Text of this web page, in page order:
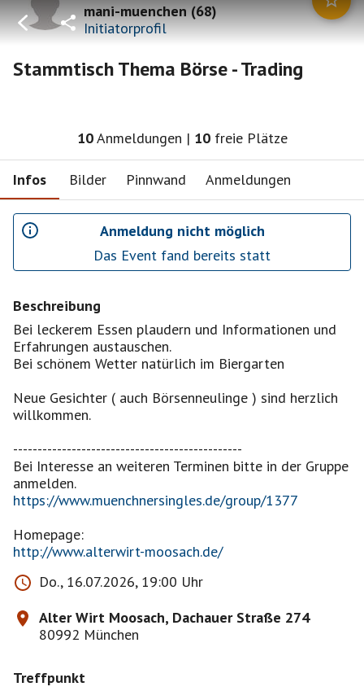
mani-muenchen(68)
Initiatorprofil
Stammtisch Thema Börse - Trading
10Anmeldungen | 10 freie Plätze
Infos Bilder Pinnwand Anmeldungen
Anmeldung nicht möglich
Das Event fand bereits statt
Beschreibung
Bei leckerem Essen plaudern und Informationen und
Erfahrungen austauschen.
Bei schönem Wetter natürlich im Biergarten
Neue Gesichter ( auch Börsenneulinge ) sind herzlich
willkommen.
-----------------------------------------------
Bei Interesse an weiteren Terminen bitte in der Gruppe
https://www.muenchnersingles.de/group/1377
http://www.alterwirt-moosach.de/
Do., 16.07.2026, 19:00 Uhr
Alter Wirt Moosach, Dachauer Straße 274
80992 München
Treffpunkt